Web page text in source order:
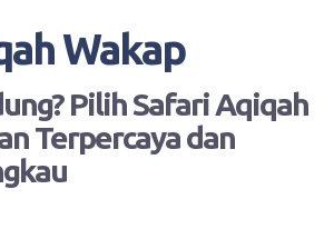
Wakap
Pilih Safari Aqiqah
Terpercaya dan